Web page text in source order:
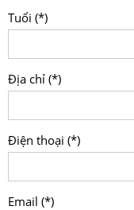
Tuổi (*)
Địa chỉ (*)
Điện thoại (*)
Email (*)